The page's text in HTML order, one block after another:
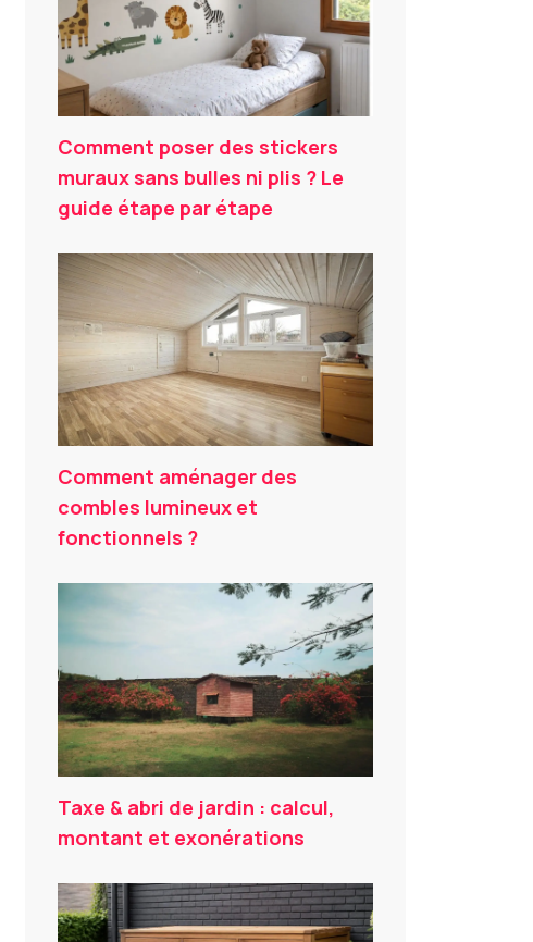
Comment poser des stickers
muraux sans bulles ni plis ? Le
guide étape par étape
Comment aménager des
combles lumineux et
fonctionnels ?
Taxe & abri de jardin : calcul,
montant et exonérations